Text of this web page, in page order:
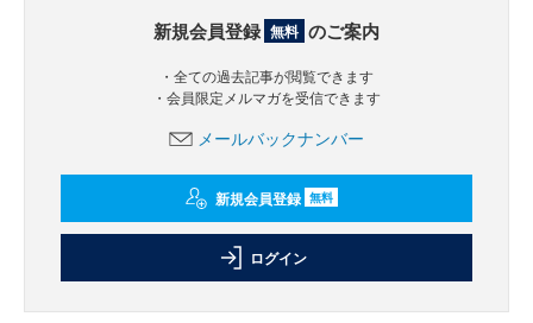
新規会員登録 無料 のご案内
・全ての過去記事が閲覧できます
・会員限定メルマガを受信できます
メールバックナンバー
新規会員登録 無料
ログイン